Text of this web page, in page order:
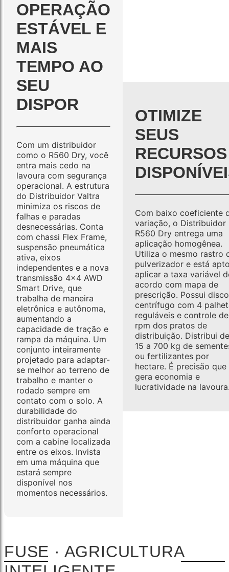
OPERAÇÃO
ESTÁVEL E
MAIS
TEMPO AO
SEU
DISPOR
Com um distribuidor
como o R560 Dry, você
entra mais cedo na
lavoura com segurança
operacional. A estrutura
do Distribuidor Valtra
minimiza os riscos de
falhas e paradas
desnecessárias. Conta
com chassi Flex Frame,
suspensão pneumática
ativa, eixos
independentes e a nova
transmissão 4×4 AWD
Smart Drive, que
trabalha de maneira
eletrônica e autônoma,
aumentando a
capacidade de tração e
rampa da máquina. Um
conjunto inteiramente
projetado para adaptar-
se melhor ao terreno de
trabalho e manter o
rodado sempre em
contato com o solo. A
durabilidade do
distribuidor ganha ainda
conforto operacional
com a cabine localizada
entre os eixos. Invista
em uma máquina que
estará sempre
disponível nos
momentos necessários.
OTIMIZE
SEUS
RECURSOS
Com baixo coeficiente
variação, o Distribuidor
R560 Dry entrega uma
aplicação homogênea.
Utiliza o mesmo rastro
pulverizador e está
aplicar a taxa variável
acordo com mapa de
prescrição. Possui disco
centrífugo com 4
reguláveis e controle de
rpm dos pratos de
distribuição. Distribui de
15 a 700 kg de
ou fertilizantes por
hectare. É precisão que
gera economia e
lucratividade na
FUSE · AGRICULTURA